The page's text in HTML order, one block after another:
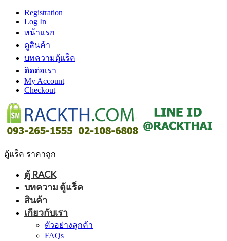
Registration
Log In
หน้าแรก
ดูสินค้า
บทความตู้แร็ค
ติดต่อเรา
My Account
Checkout
ตู้แร็ค ราคาถูก
ตู้ RACK
บทความ ตู้แร็ค
สินค้า
เกียวกับเรา
ตัวอย่างลูกค้า
FAQs